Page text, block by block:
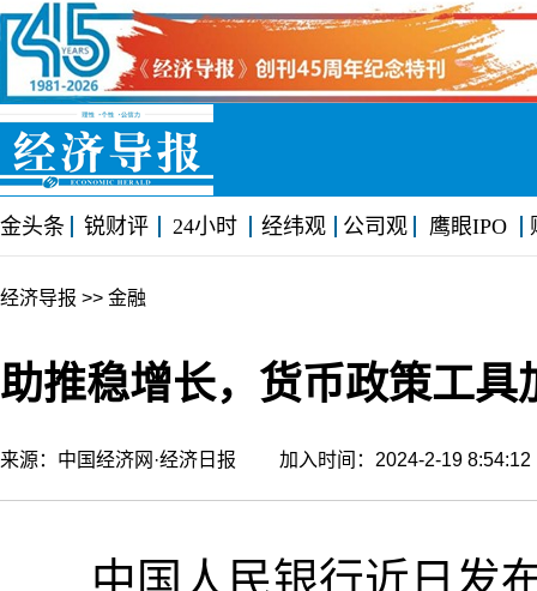
金头条 锐财评 24小时 经纬观 公司观 鹰眼IPO
经济导报 >> 金融
助推稳增长，货币政策工具
来源：中国经济网·经济日报 加入时间：2024-2-19
中国人民银行近日发布